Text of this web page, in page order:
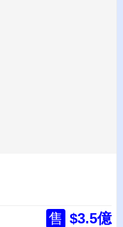
售 $3.5億